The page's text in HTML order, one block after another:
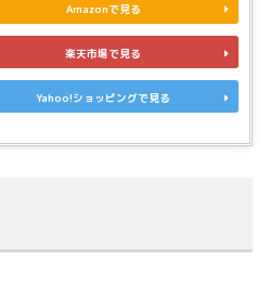
Amazonで見る
楽天市場で見る
Yahoo!ショッピングで見る